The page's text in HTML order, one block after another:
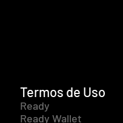
Termos de Uso
Ready
Ready Wallet